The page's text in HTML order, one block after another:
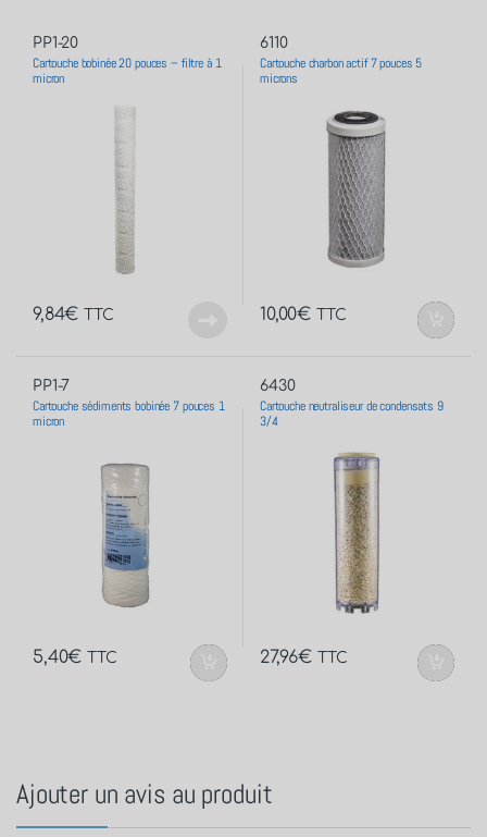
PP1-20
Cartouche bobinée 20 pouces – filtre à 1
micron
9,84€ TTC
6110
Cartouche charbon actif 7 pouces 5
microns
10,00€ TTC
PP1-7
Cartouche sédiments bobinée 7 pouces 1
micron
5,40€ TTC
6430
Cartouche neutraliseur de condensats 9
3/4
27,96€ TTC
Ajouter un avis au produit